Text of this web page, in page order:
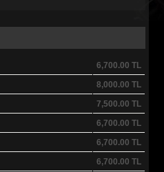
6,700.00 TL
8,000.00 TL
7,500.00 TL
6,700.00 TL
6,700.00 TL
6,700.00 TL